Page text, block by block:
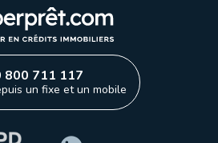
800 711 117
un fixe et un mobile